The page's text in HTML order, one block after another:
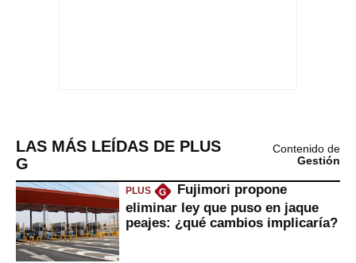
LAS MÁS LEÍDAS DE PLUS
G
Contenido de
Gestión
PLUS G
Fujimori propone
eliminar ley que puso en jaque
peajes: ¿qué cambios implicaría?